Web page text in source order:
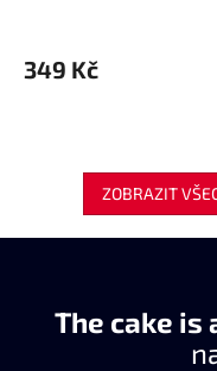
349 Kč
ZOBRAZIT
The cake is